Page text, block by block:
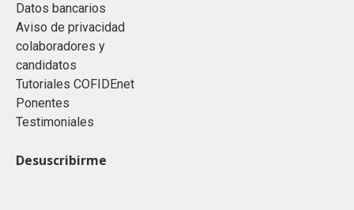
Datos bancarios
Aviso de privacidad
colaboradores y
candidatos
Tutoriales COFIDEnet
Ponentes
Testimoniales
Desuscribirme